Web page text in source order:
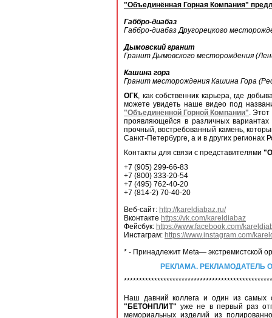
"Объединённая Горная Компания"
Габбро-диабаз
Габбро-диабаз Другорецкого
Дымовский гранит
Гранит Дымовского месторождения
Кашина гора
Гранит месторождения Кашина Гора
ОГК, как собственник карьера, где
можете увидеть наше видео под
"Объединённой Горной Компании". Этот
проявляющейся в различных
прочный, востребованный камень,
Санкт-Петербурге, а и в других регионах
Контакты для связи с представителями
+7 (905) 299-66-83
+7 (800) 333-20-54
+7 (495) 762-40-20
+7 (814-2) 70-40-20
Веб-сайт: http://kareldiabaz.ru/
Вконтакте https://vk.com/kareldiabaz
Фейсбук: https://www.facebook.com/
Инстаграм: https://www.instagram.com/
* - Принадлежит Meta— экстремистской
РЕКЛАМА. РЕКЛАМОДАТЕЛЬ ООО
Наш давний коллега и один из самых
"БЕТОНПЛИТ" уже не в первый раз
мемориальных изделий из